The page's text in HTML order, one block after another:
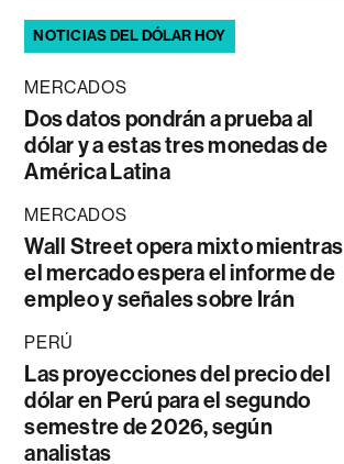
NOTICIAS DEL DÓLAR HOY
MERCADOS
Dos datos pondrán a prueba al
dólar y a estas tres monedas de
América Latina
MERCADOS
Wall Street opera mixto mientras
el mercado espera el informe de
empleo y señales sobre Irán
PERÚ
Las proyecciones del precio del
dólar en Perú para el segundo
semestre de 2026, según
analistas